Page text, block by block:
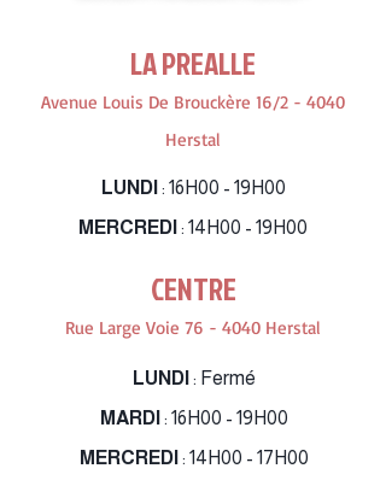
LA PREALLE
Avenue Louis De Brouckère 16/2 - 4040
Herstal
LUNDI : 16H00 - 19H00
MERCREDI : 14H00 - 19H00
CENTRE
Rue Large Voie 76 - 4040 Herstal
LUNDI : Fermé
MARDI : 16H00 - 19H00
MERCREDI : 14H00 - 17H00